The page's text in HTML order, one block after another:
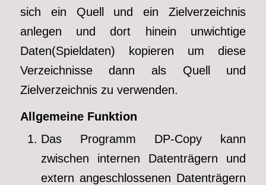
sich ein Quell und ein Zielverzeichnis
anlegen und dort hinein unwichtige
Daten(Spieldaten) kopieren um diese
Verzeichnisse dann als Quell und
Zielverzeichnis zu verwenden.
Allgemeine Funktion
Das Programm DP-Copy kann
zwischen internen Datenträgern und
extern angeschlossenen Datenträgern